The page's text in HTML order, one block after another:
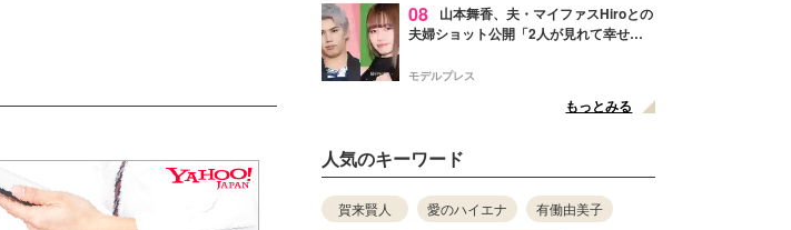
08
山本舞香、夫・マイファスHiroとの
夫婦ショット公開「2人が見れて幸せ」
モデルプレス
もっとみる
人気のキーワード
賀来賢人 愛のハイエナ
有働由美子